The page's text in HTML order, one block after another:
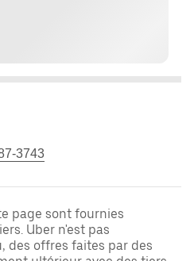
3743
page sont fournies
Uber n'est pas
des offres faites par des